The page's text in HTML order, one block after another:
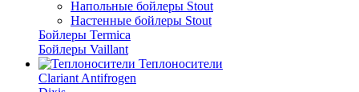
Напольные бойлеры Stout
Настенные бойлеры Stout
Бойлеры Termica
Бойлеры Vaillant
Теплоносители
Clariant Antifrogen